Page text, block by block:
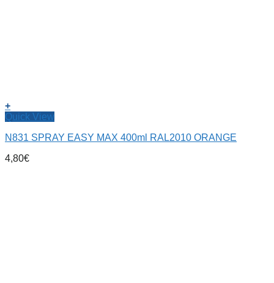
+
Quick View
N831 SPRAY EASY MAX 400ml RAL2010 ORANGE
4,80€